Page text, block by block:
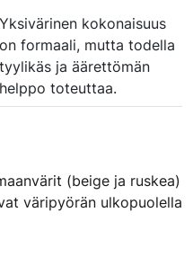
Yksivärinen kokonaisuus
on formaali, mutta todella
tyylikäs ja äärettömän
helppo toteuttaa.
(beige ja ruskea)
väripyörän ulkopuolella